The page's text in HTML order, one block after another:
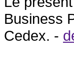
Business
Cedex. -